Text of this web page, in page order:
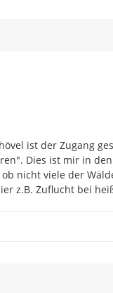
ist der Zugang
Dies ist mir in
nicht viele der
z.B. Zuflucht bei